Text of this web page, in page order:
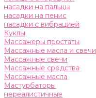
насадки на пальцы
насадки на пенис
насадки с вибрацией
Куклы
Массажеры простаты
Массажные масла и свечи
Массажные свечи
Массажные средства
Массажные масла
Мастурбаторы
нереалистичные